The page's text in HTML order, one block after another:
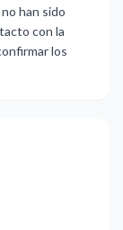
han ‌sido
con ‌la
‌los